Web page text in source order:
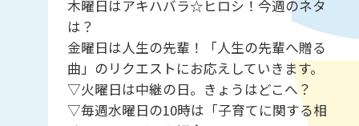
木曜日はアキハバラ☆ヒロシ！今週のネタ
は？
金曜日は人生の先輩！「人生の先輩へ贈る
曲」のリクエストにお応えしていきます。
▽火曜日は中継の日。きょうはどこへ？
▽毎週水曜日の10時は「子育てに関する相